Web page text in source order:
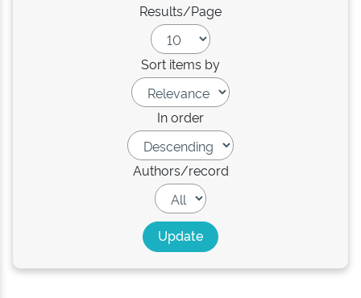
Results/Page
Sort items by
In order
Authors/record